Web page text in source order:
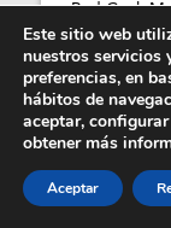
Bad Gyal,
benéfico
Este sitio web
nuestros
preferencias, en
hábitos de
aceptar,
obtener más
Aceptar